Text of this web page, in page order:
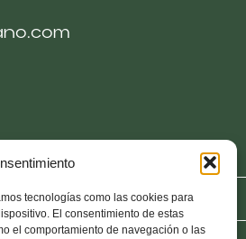
tecnologías como las cookies para
El consentimiento de estas
el comportamiento de navegación o las